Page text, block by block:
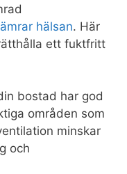
hälsan. Här
ett fuktfritt
bostad har god
områden som
minskar
och